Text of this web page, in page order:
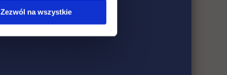
Zezwól na wszystkie